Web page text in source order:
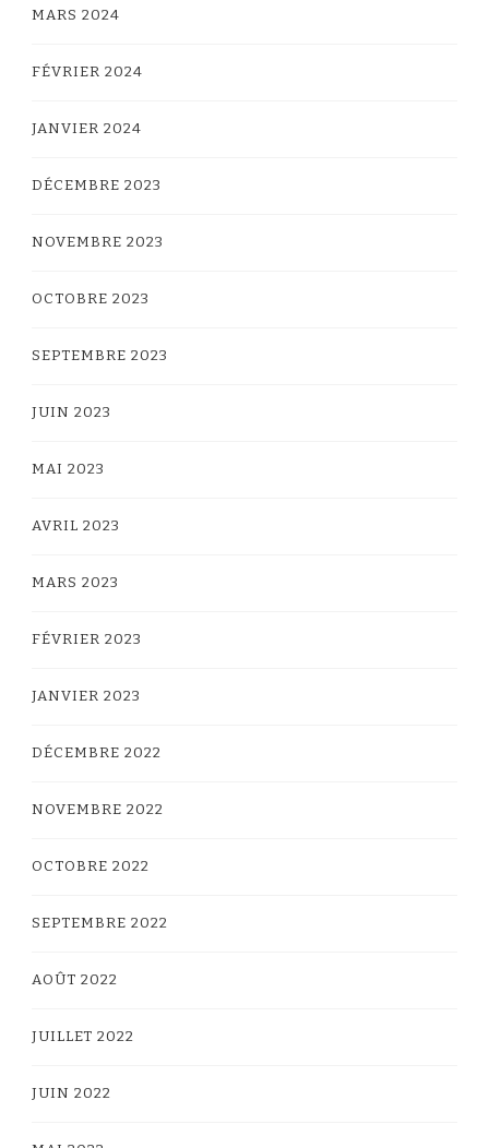
MARS 2024
FÉVRIER 2024
JANVIER 2024
DÉCEMBRE 2023
NOVEMBRE 2023
OCTOBRE 2023
SEPTEMBRE 2023
JUIN 2023
MAI 2023
AVRIL 2023
MARS 2023
FÉVRIER 2023
JANVIER 2023
DÉCEMBRE 2022
NOVEMBRE 2022
OCTOBRE 2022
SEPTEMBRE 2022
AOÛT 2022
JUILLET 2022
JUIN 2022